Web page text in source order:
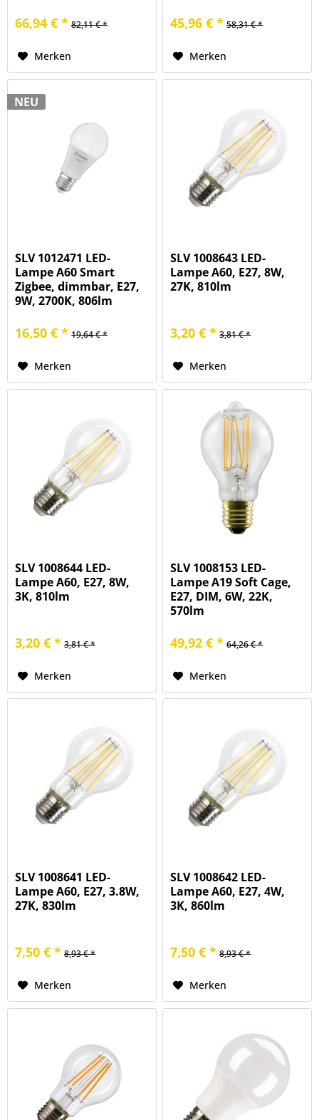
66,94 € * 82,11 € *
Merken
45,96 € * 58,31 € *
Merken
NEU
SLV 1012471 LED-
Lampe A60 Smart
Zigbee, dimmbar, E27,
9W, 2700K, 806lm
16,50 € * 19,64 € *
Merken
SLV 1008643 LED-
Lampe A60, E27, 8W,
27K, 810lm
3,20 € * 3,81 € *
Merken
SLV 1008644 LED-
Lampe A60, E27, 8W,
3K, 810lm
3,20 € * 3,81 € *
Merken
SLV 1008153 LED-
Lampe A19 Soft Cage,
E27, DIM, 6W, 22K,
570lm
49,92 € * 64,26 € *
Merken
SLV 1008641 LED-
Lampe A60, E27, 3.8W,
27K, 830lm
7,50 € * 8,93 € *
Merken
SLV 1008642 LED-
Lampe A60, E27, 4W,
3K, 860lm
7,50 € * 8,93 € *
Merken